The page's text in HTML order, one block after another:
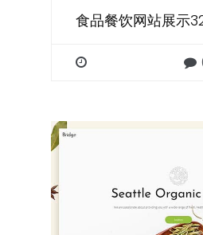
食品餐饮网站展示